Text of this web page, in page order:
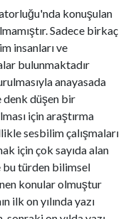
konuşulan
Sadece birkaç
insanları ve
bulunmaktadır
anayasada
düşen bir
için araştırma
sesbilim çalışmaları
için çok sayıda alan
bu türden bilimsel
konular olmuştur
ilk on yılında yazı